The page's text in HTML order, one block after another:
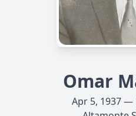
Omar
Apr 5, 1937 —